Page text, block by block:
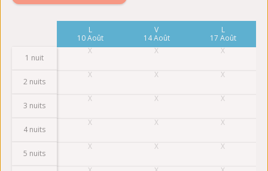
1 nuit
2 nuits
3 nuits
4 nuits
5 nuits
L
10 Août
V
14 Août
L
17 Août